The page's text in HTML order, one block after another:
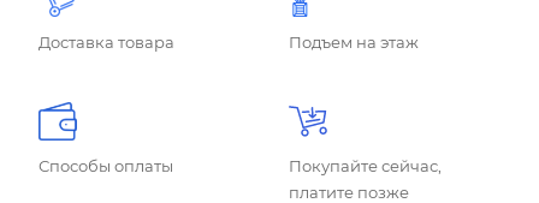
Доставка товара Подъем на этаж
Способы оплаты
Покупайте сейчас,
платите позже